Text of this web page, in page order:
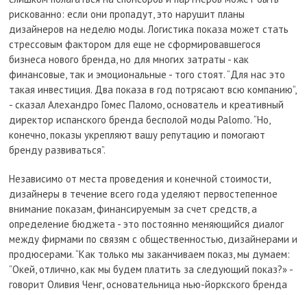
рискованно: если они пропадут, это нарушит планы
дизайнеров на неделю моды. Логистика показа может стать
стрессовым фактором для еще не сформировавшегося
бизнеса нового бренда, но для многих затраты - как
финансовые, так и эмоциональные - того стоят. “Для нас это
такая инвестиция. Два показа в год потрясают всю компанию”,
- сказал Алехандро Гомес Паломо, основатель и креативный
директор испанского бренда бесполой моды Palomo. “Но,
конечно, показы укрепляют вашу репутацию и помогают
бренду развиваться”.
Независимо от места проведения и конечной стоимости,
дизайнеры в течение всего года уделяют первостепенное
внимание показам, финансируемым за счет средств, а
определение бюджета - это постоянно меняющийся диалог
между фирмами по связям с общественностью, дизайнерами и
продюсерами. “Как только мы заканчиваем показ, мы думаем:
”Окей, отлично, как мы будем платить за следующий показ?» -
говорит Оливия Ченг, основательница нью-йоркского бренда